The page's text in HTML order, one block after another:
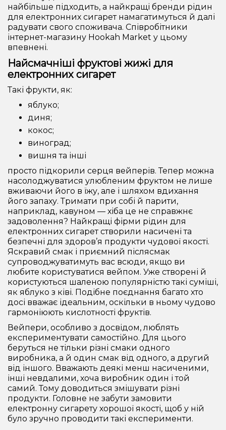
найбільше підходить, а найкращі бренди рідин
для електронних сигарет намагатимуться й далі
радувати свого споживача. Співробітники
інтернет-магазину Hookah Market у цьому
впевнені.
Найсмачніші фруктові жижі для
електронних сигарет
Такі фрукти, як:
яблуко;
диня;
кокос;
виноград;
вишня та інші
просто підкорили серця вейперів. Тепер можна
насолоджуватися улюбленим фруктом не лише
вживаючи його в їжу, але і шляхом вдихання
його запаху. Тримати при собі й парити,
наприклад, кавуном — хіба це не справжнє
задоволення? Найкращі фірми рідин для
електронних сигарет створили насичені та
безпечні для здоров’я продукти чудової якості.
Яскравий смак і приємний післясмак
супроводжуватимуть вас всюди, якщо ви
любите користуватися вейпом. Уже створені й
користуються шаленою популярністю такі суміші,
як яблуко з ківі. Подібне поєднання багато хто
досі вважає ідеальним, оскільки в ньому чудово
гармоніюють кислотності фруктів.
Вейпери, особливо з досвідом, люблять
експериментувати самостійно. Для цього
беруться не тільки різні смаки одного
виробника, а й один смак від одного, а другий
від іншого. Вважають деякі менш насиченими,
інші невдалими, хоча виробник один і той
самий. Тому доводиться змішувати різні
продукти. Головне не забути замовити
електронну сигарету хорошої якості, щоб у ній
було зручно проводити такі експерименти.